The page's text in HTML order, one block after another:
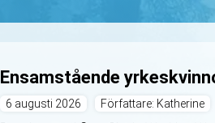
Ensamstående
6 augusti 2026 Författare: Katherine